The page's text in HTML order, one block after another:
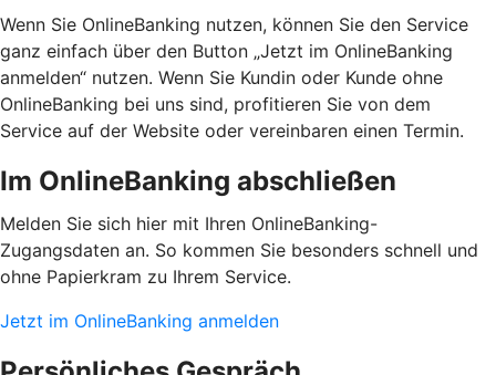
Wenn Sie OnlineBanking nutzen, können Sie den Service
ganz einfach über den Button „Jetzt im OnlineBanking
anmelden“ nutzen. Wenn Sie Kundin oder Kunde ohne
OnlineBanking bei uns sind, profitieren Sie von dem
Service auf der Website oder vereinbaren einen Termin.
Im OnlineBanking abschließen
Melden Sie sich hier mit Ihren OnlineBanking-
Zugangsdaten an. So kommen Sie besonders schnell und
ohne Papierkram zu Ihrem Service.
Jetzt im OnlineBanking anmelden